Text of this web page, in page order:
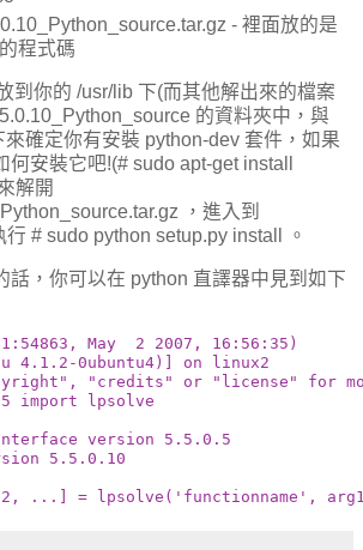
- 裡面放的是
程式碼
到你的 /usr/lib 下(而其他解出來的檔案
的資料夾中，與
確定你有安裝 python-dev 套件，如果
安裝它吧!(# sudo apt-get install
解開
，進入到
# sudo python setup.py install 。
話，你可以在 python 直譯器中見到如下
May  2 2007, 16:56:35)
4.1.2-0ubuntu4)] on linux2
"credits" or "license" for
import lpsolve
version 5.5.0.5
5.5.0.10
...] = lpsolve('functionname',